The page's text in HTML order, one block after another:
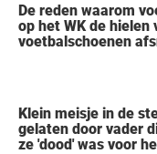
De reden waarom
op het WK de hielen
voetbalschoenen
Klein meisje in de
gelaten door vader
ze 'dood' was voor